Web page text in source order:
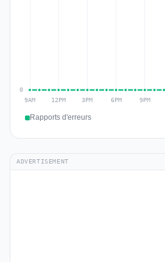
Rapports d'erreurs
ADVERTISEMENT